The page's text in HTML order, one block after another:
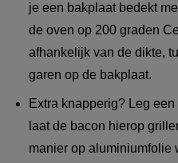
je een bakplaat bedekt
de oven op 200 graden
afhankelijk van de dikte,
garen op de bakplaat.
Extra knapperig? Leg
laat de bacon hierop
manier op aluminiumfolie